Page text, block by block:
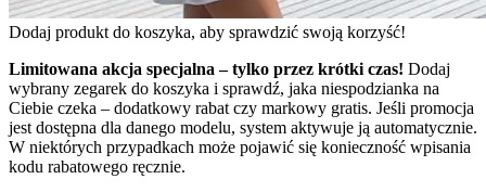
Dodaj produkt do koszyka, aby sprawdzić swoją korzyść!
Limitowana akcja specjalna – tylko przez krótki czas! Dodaj
wybrany zegarek do koszyka i sprawdź, jaka niespodzianka na
Ciebie czeka – dodatkowy rabat czy markowy gratis. Jeśli promocja
jest dostępna dla danego modelu, system aktywuje ją automatycznie.
W niektórych przypadkach może pojawić się konieczność wpisania
kodu rabatowego ręcznie.